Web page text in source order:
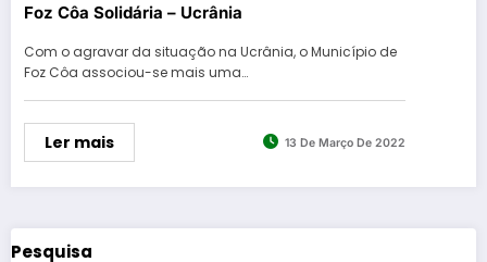
Foz Côa Solidária – Ucrânia
Com o agravar da situação na Ucrânia, o Município de
Foz Côa associou-se mais uma…
Ler mais 13 De Março De 2022
Pesquisa